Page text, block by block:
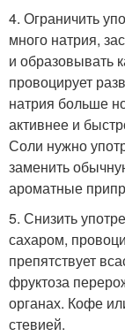
4. Ограничить
много натрия,
и образовывать
провоцирует
натрия больше
активнее и
Соли нужно
заменить
ароматные
5. Снизить
сахаром,
препятствует
фруктоза
органах. Кофе
стевией.